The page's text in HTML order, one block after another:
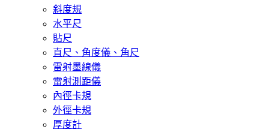
斜度規
水平尺
貼尺
直尺、角度儀、角尺
雷射墨線儀
雷射測距儀
內徑卡規
外徑卡規
厚度計